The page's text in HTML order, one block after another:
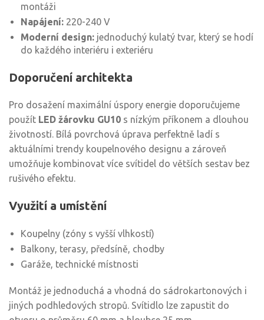
montáži
Napájení: 220-240 V
Moderní design: jednoduchý kulatý tvar, který se hodí
do každého interiéru i exteriéru
Doporučení architekta
Pro dosažení maximální úspory energie doporučujeme
použít LED žárovku GU10 s nízkým příkonem a dlouhou
životností. Bílá povrchová úprava perfektně ladí s
aktuálními trendy koupelnového designu a zároveň
umožňuje kombinovat více svítidel do větších sestav bez
rušivého efektu.
Využití a umístění
Koupelny (zóny s vyšší vlhkostí)
Balkony, terasy, předsíně, chodby
Garáže, technické místnosti
Montáž je jednoduchá a vhodná do sádrokartonových i
jiných podhledových stropů. Svítidlo lze zapustit do